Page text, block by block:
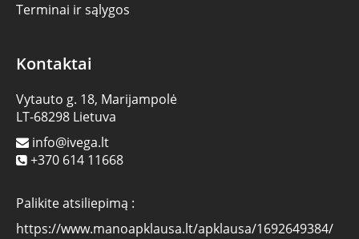
Terminai ir sąlygos
Kontaktai
Vytauto g. 18, Marijampolė
LT-68298 Lietuva
info@ivega.lt
+370 614 11668
Palikite atsiliepimą :
https://www.manoapklausa.lt/apklausa/1692649384/